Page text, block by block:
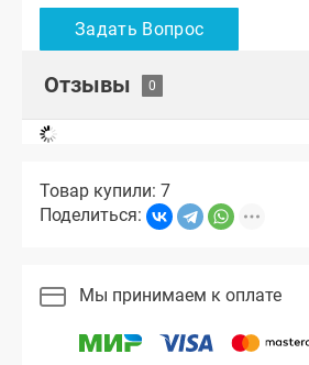
Отзывы
Товар купили: 7
Поделиться:
Мы принимаем к оплате